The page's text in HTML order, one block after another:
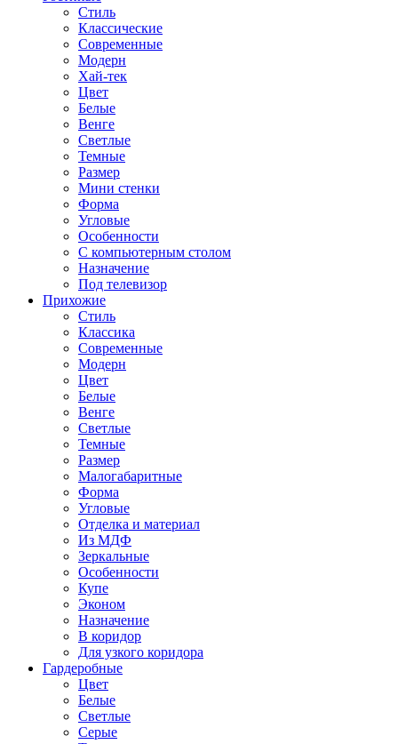
Стиль
Классические
Современные
Модерн
Хай-тек
Цвет
Белые
Венге
Светлые
Темные
Размер
Мини стенки
Форма
Угловые
Особенности
С компьютерным столом
Назначение
Под телевизор
Прихожие
Стиль
Классика
Современные
Модерн
Цвет
Белые
Венге
Светлые
Темные
Размер
Малогабаритные
Форма
Угловые
Отделка и материал
Из МДФ
Зеркальные
Особенности
Купе
Эконом
Назначение
В коридор
Для узкого коридора
Гардеробные
Цвет
Белые
Светлые
Серые